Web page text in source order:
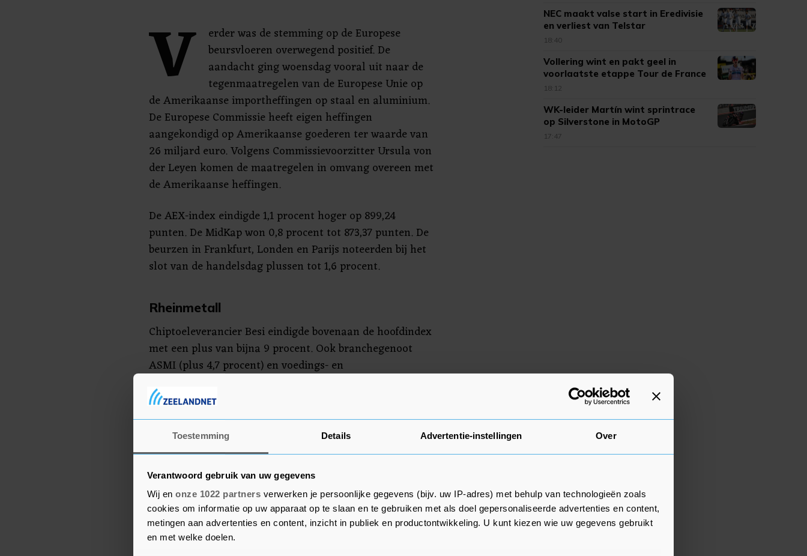
Toestemming Details Advertentie-instellingen Over
Verantwoord gebruik van uw gegevens
Wij en onze 1022 partners verwerken je persoonlijke gegevens (bijv. uw IP-adres) met behulp van technologieën zoals
cookies om informatie op uw apparaat op te slaan en te gebruiken met als doel gepersonaliseerde advertenties en content,
metingen aan advertenties en content, inzicht in publiek en productontwikkeling. U kunt kiezen wie uw gegevens gebruikt
en met welke doelen.
V
erder was de stemming op de Europese
beursvloeren overwegend positief. De
aandacht ging woensdag vooral uit naar de
tegenmaatregelen van de Europese Unie op
de Amerikaanse importheffingen op staal en aluminium.
De Europese Commissie heeft eigen heffingen
aangekondigd op Amerikaanse goederen ter waarde van
26 miljard euro. Volgens Commissievoorzitter Ursula von
der Leyen komen de maatregelen in omvang overeen met
de Amerikaanse heffingen.
De AEX-index eindigde 1,1 procent hoger op 899,24
punten. De MidKap won 0,8 procent tot 873,37 punten. De
beurzen in Frankfurt, Londen en Parijs noteerden bij het
slot van de handelsdag plussen tot 1,6 procent.
Rheinmetall
Chiptoeleverancier Besi eindigde bovenaan de hoofdindex
met een plus van bijna 9 procent. Ook branchegenoot
ASMI (plus 4,7 procent) en voedings- en
hoorden bij de winnaars. Staalconcern ArcelorMittal, dat
gevoelig is voor de handelsspanningen, sloot de rij met
een min van 1,4 procent. Bij de middelgrote fondsen
hoorden maritiem dienstverlener SBM Offshore en
3,5 procent.
In Frankfurt vergrootte Rheinmetall de koerswinst van
eerder op de dag en sloot bijna 10 procent hoger. Het
NEC maakt valse start in Eredivisie
en verliest van Telstar
18:40
Vollering wint en pakt geel in
voorlaatste etappe Tour de France
18:12
WK-leider Martín wint sprintrace
op Silverstone in MotoGP
17:47